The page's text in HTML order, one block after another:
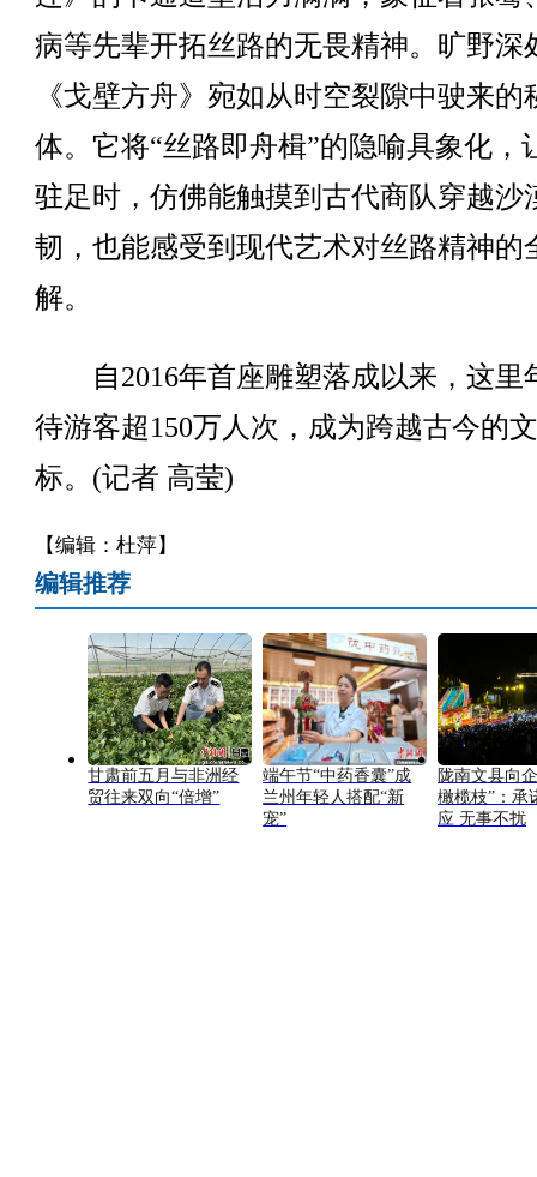
病等先辈开拓丝路的无畏精神。旷野深
《戈壁方舟》宛如从时空裂隙中驶来的
体。它将“丝路即舟楫”的隐喻具象化，
驻足时，仿佛能触摸到古代商队穿越沙
韧，也能感受到现代艺术对丝路精神的
解。
自2016年首座雕塑落成以来，这里
待游客超150万人次，成为跨越古今的
标。(记者 高莹)
【编辑：杜萍】
编辑推荐
甘肃前五月与非洲经
贸往来双向“倍增”
端午节“中药香囊”成
兰州年轻人搭配“新
宠”
陇南文县向
橄榄枝”：承
应 无事不扰